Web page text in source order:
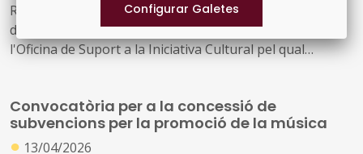
Resolució CLT/1073/2026, de 7 d'abril, per la qual es
dona publicitat a l'Acord del Consell d'Administració de
l'Oficina de Suport a la Iniciativa Cultural pel qual
per a l'adquisició de fons bibliogràfics i documentals
destinats a biblioteques del Sistema de Lectura Pública
de Catalunya durant el període 2026-2027 (ref. BDNS
Convocatòria per a la concessió de
subvencions per la promoció de la música
● 13/04/2026